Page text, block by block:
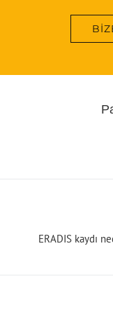
ERADIS kaydı